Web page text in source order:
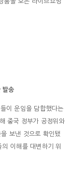
품을 모은 라이브쇼핑
발송
이 운임을 담합했다는
중국 정부가 공정위와
보낸 것으로 확인됐
이해를 대변하기 위